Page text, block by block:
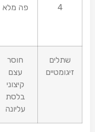
4
פה מלא
שתלים
זיגומטיים
חוסר
עצם
קיצוני
בלסת
עליונה